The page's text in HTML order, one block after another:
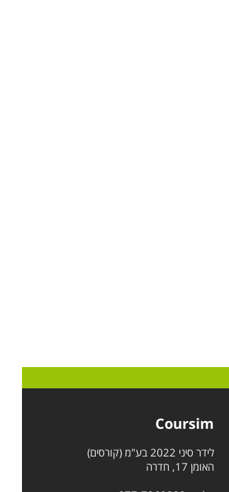
Coursim
לידר סיני 2022 בע"מ (קורסים)
האומן 17, חדרה